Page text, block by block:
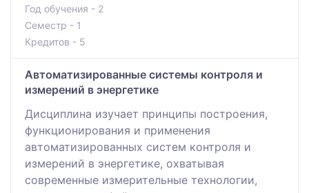
Год обучения - 2
Семестр - 1
Кредитов - 5
Автоматизированные системы контроля и
измерений в энергетике
Дисциплина изучает принципы построения,
функционирования и применения
автоматизированных систем контроля и
измерений в энергетике, охватывая
современные измерительные технологии,